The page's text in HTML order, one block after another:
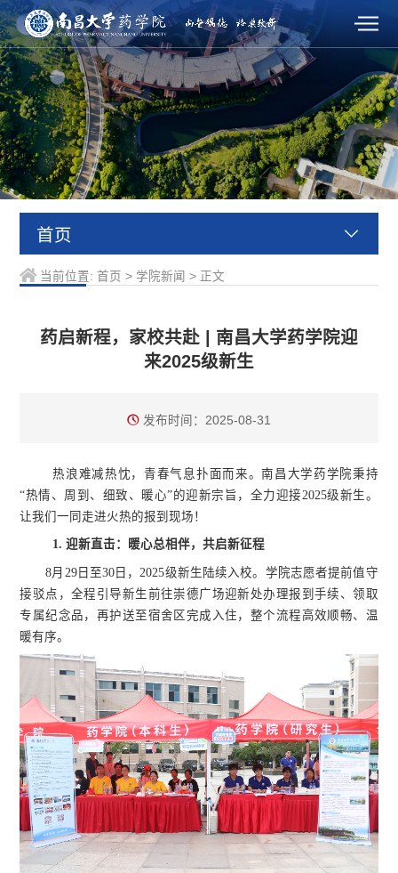
首页
当前位置: 首页 > 学院新闻 > 正文
药启新程，家校共赴 | 南昌大学药学院迎
来2025级新生
发布时间：2025-08-31
热浪难减热忱，青春气息扑面而来。南昌大学药学院秉持
“热情、周到、细致、暖心”的迎新宗旨，全力迎接2025级新生。
让我们一同走进火热的报到现场！
1. 迎新直击：暖心总相伴，共启新征程
8月29日至30日，2025级新生陆续入校。学院志愿者提前值守
接驳点，全程引导新生前往崇德广场迎新处办理报到手续、领取
专属纪念品，再护送至宿舍区完成入住，整个流程高效顺畅、温
暖有序。